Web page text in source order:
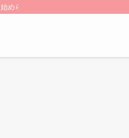
られる【SDGs】をご紹介します!